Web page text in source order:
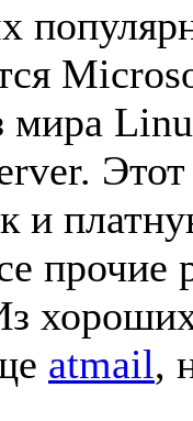
мира
и
прочие
atmail,